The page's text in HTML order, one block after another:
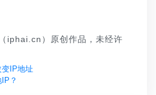
iphai.cn）原创作品，未经许
IP地址
？